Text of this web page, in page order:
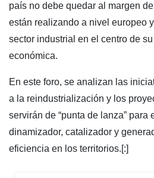
país no debe quedar al margen
están realizando a nivel europeo
sector industrial en el centro de
económica.
En este foro, se analizan las
a la reindustrialización y los
servirán de “punta de lanza” para
dinamizador, catalizador y
eficiencia en los territorios.[:]